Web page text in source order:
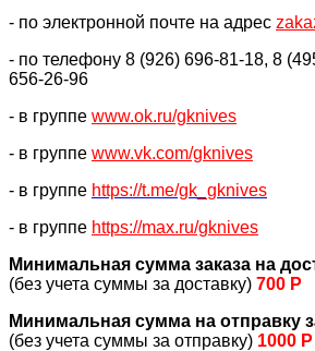
- по электронной почте на адрес
- по телефону 8 (926) 696-81-18, 8
656-26-96
- в группе www.ok.ru/gknives
- в группе www.vk.com/gknives
- в группе https://t.me/gk_gknives
- в группе https://max.ru/gknives
Минимальная сумма заказа на
(без учета суммы за доставку) 700 Р
Минимальная сумма на отправку
(без учета суммы за отправку) 1000 Р